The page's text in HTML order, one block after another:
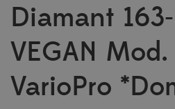
Diamant
VEGAN Mod.
VarioPro